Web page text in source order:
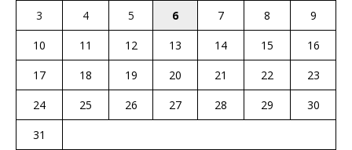
3
4 5 6 7 8
9
10
11 12 13 14 15
16
17
18 19 20 21 22
23
24
25 26 27 28 29
30
31